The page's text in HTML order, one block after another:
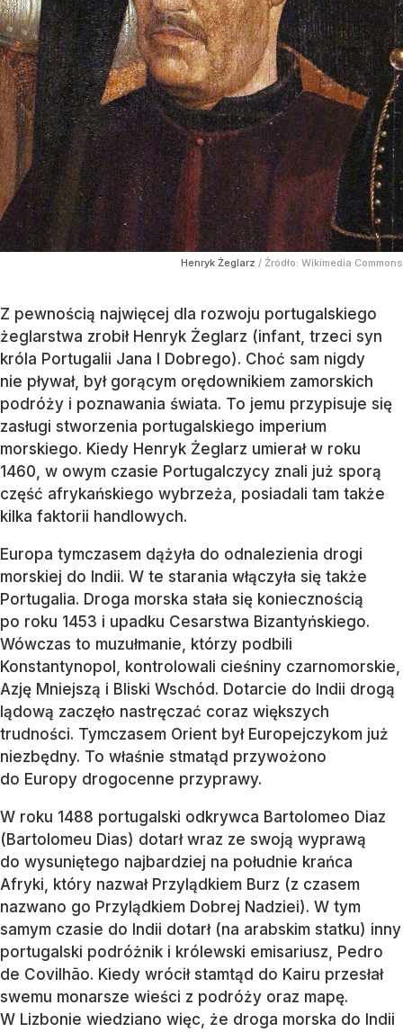
Henryk Żeglarz / Źródło: Wikimedia Commons
Z pewnością najwięcej dla rozwoju portugalskiego
żeglarstwa zrobił Henryk Żeglarz (infant, trzeci syn
króla Portugalii Jana I Dobrego). Choć sam nigdy
nie pływał, był gorącym orędownikiem zamorskich
podróży i poznawania świata. To jemu przypisuje się
zasługi stworzenia portugalskiego imperium
morskiego. Kiedy Henryk Żeglarz umierał w roku
1460, w owym czasie Portugalczycy znali już sporą
część afrykańskiego wybrzeża, posiadali tam także
kilka faktorii handlowych.
Europa tymczasem dążyła do odnalezienia drogi
morskiej do Indii. W te starania włączyła się także
Portugalia. Droga morska stała się koniecznością
po roku 1453 i upadku Cesarstwa Bizantyńskiego.
Wówczas to muzułmanie, którzy podbili
Konstantynopol, kontrolowali cieśniny czarnomorskie,
Azję Mniejszą i Bliski Wschód. Dotarcie do Indii drogą
lądową zaczęło nastręczać coraz większych
trudności. Tymczasem Orient był Europejczykom już
niezbędny. To właśnie stmatąd przywożono
do Europy drogocenne przyprawy.
W roku 1488 portugalski odkrywca Bartolomeo Diaz
(Bartolomeu Dias) dotarł wraz ze swoją wyprawą
do wysuniętego najbardziej na południe krańca
Afryki, który nazwał Przylądkiem Burz (z czasem
nazwano go Przylądkiem Dobrej Nadziei). W tym
samym czasie do Indii dotarł (na arabskim statku) inny
portugalski podróżnik i królewski emisariusz, Pedro
de Covilhão. Kiedy wrócił stamtąd do Kairu przesłał
swemu monarsze wieści z podróży oraz mapę.
W Lizbonie wiedziano więc, że droga morska do Indii